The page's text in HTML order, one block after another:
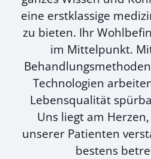
eine erstklassige
zu bieten. Ihr
im Mittelpunkt.
Technologien
Lebensqualität
Uns liegt am
unserer Patienten
bestens